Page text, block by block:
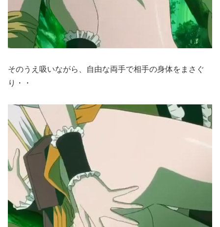
そのうえ吸いながら、自由な両手で相手の身体をまさぐ
り・・